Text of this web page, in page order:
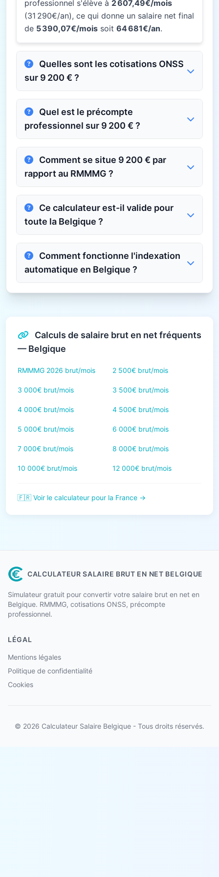
professionnel s'élève à 2 607,49€/mois
(31 290€/an), ce qui donne un salaire net final
de 5 390,07€/mois soit 64 681€/an.
sur 9 200 € ?
professionnel sur 9 200 € ?
rapport au RMMMG ?
toute la Belgique ?
automatique en Belgique ?
Calculs de salaire brut en net fréquents
— Belgique
RMMMG 2026 brut/mois 2 500€ brut/mois
3 000€ brut/mois 3 500€ brut/mois
4 000€ brut/mois 4 500€ brut/mois
5 000€ brut/mois 6 000€ brut/mois
7 000€ brut/mois 8 000€ brut/mois
10 000€ brut/mois 12 000€ brut/mois
🇫🇷 Voir le calculateur pour la France →
CALCULATEUR SALAIRE BRUT EN NET BELGIQUE
Simulateur gratuit pour convertir votre salaire brut en net en
Belgique. RMMMG, cotisations ONSS, précompte
professionnel.
LÉGAL
Mentions légales
Politique de confidentialité
Cookies
© 2026 Calculateur Salaire Belgique - Tous droits réservés.